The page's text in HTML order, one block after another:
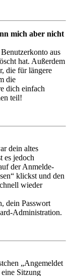
mich aber nicht
aus
hat. Außerdem
die für längere
die
dich einfach
teil!
dein altes
es jedoch
der Anmelde-
klickst und den
wieder
dein Passwort
Administration.
„Angemeldet
Sitzung